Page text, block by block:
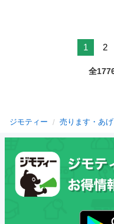
1 2
全
ジモティー 売ります・あ